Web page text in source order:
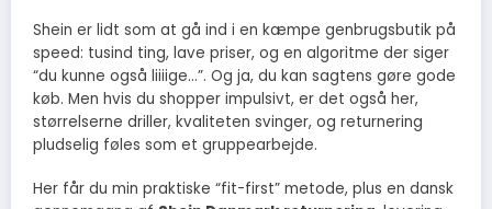
Shein er lidt som at gå ind i en kæmpe genbrugsbutik på
speed: tusind ting, lave priser, og en algoritme der siger
“du kunne også liiiige…”. Og ja, du kan sagtens gøre gode
køb. Men hvis du shopper impulsivt, er det også her,
størrelserne driller, kvaliteten svinger, og returnering
pludselig føles som et gruppearbejde.
Her får du min praktiske “fit-first” metode, plus en dansk